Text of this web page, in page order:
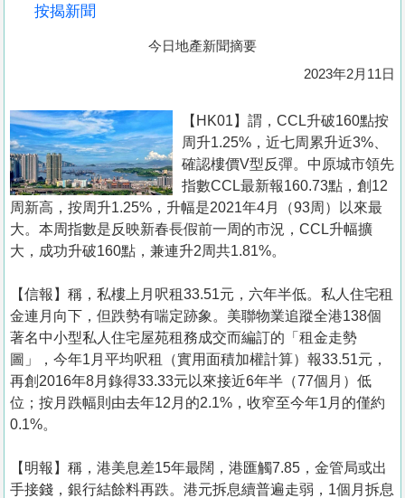
置
業
手
冊
關
我
們
按揭新聞
今日地產新聞摘要
2023年2月11日
【HK01】謂，CCL升破160點按
周升1.25%，近七周累升近3%、
確認樓價V型反彈。中原城市領先
指數CCL最新報160.73點，創12
周新高，按周升1.25%，升幅是2021年4月（93周）以來最
大。本周指數是反映新春長假前一周的市況，CCL升幅擴
大，成功升破160點，兼連升2周共1.81%。
【信報】稱，私樓上月呎租33.51元，六年半低。私人住宅租
金連月向下，但跌勢有喘定跡象。美聯物業追蹤全港138個
著名中小型私人住宅屋苑租務成交而編訂的「租金走勢
圖」，今年1月平均呎租（實用面積加權計算）報33.51元，
再創2016年8月錄得33.33元以來接近6年半（77個月）低
位；按月跌幅則由去年12月的2.1%，收窄至今年1月的僅約
0.1%。
【明報】稱，港美息差15年最闊，港匯觸7.85，金管局或出
手接錢，銀行結餘料再跌。港元拆息續普遍走弱，1個月拆息